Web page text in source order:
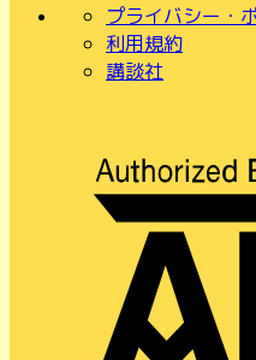
プライバシー・
利用規約
講談社